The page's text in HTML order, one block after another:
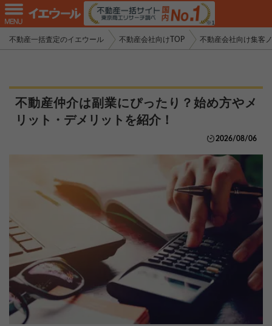
不動産一括査定のイエウール 不動産会社向けTOP 不動産会社向け集客
不動産仲介は副業にぴったり？始め方やメ
リット・デメリットを紹介！
2026/08/06